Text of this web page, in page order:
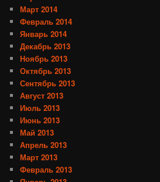
Март 2014
Февраль 2014
Январь 2014
Декабрь 2013
Ноябрь 2013
Октябрь 2013
Сентябрь 2013
Август 2013
Июль 2013
Июнь 2013
Май 2013
Апрель 2013
Март 2013
Февраль 2013